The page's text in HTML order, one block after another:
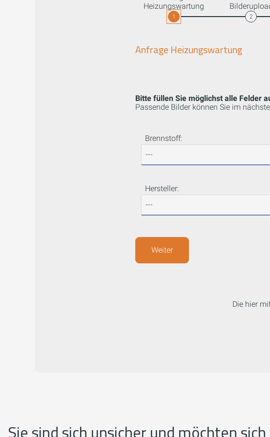
Heizungswartung
1 2
Anfrage Heizungswartung
Bitte füllen Sie möglichst alle Felder
Passende Bilder können Sie im
Brennstoff:
Hersteller:
Weiter
Die hier
Sie sind sich unsicher und möchten